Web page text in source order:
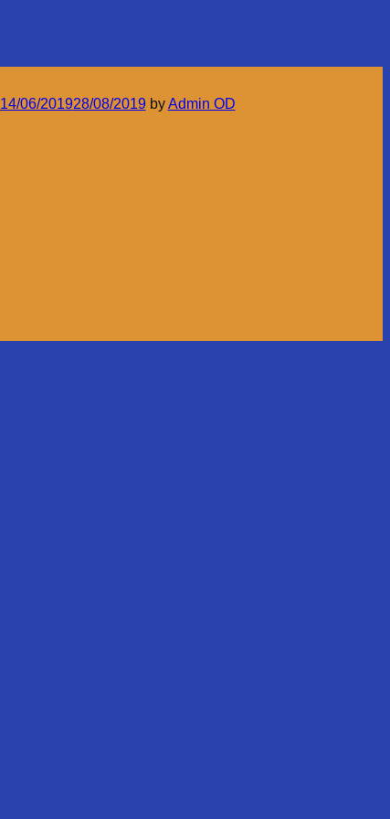
14/06/201928/08/2019 byAdmin OD